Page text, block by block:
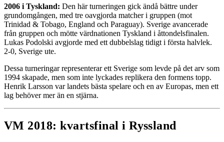
2006 i Tyskland: Den här turneringen gick ändå bättre under
grundomgången, med tre oavgjorda matcher i gruppen (mot
Trinidad & Tobago, England och Paraguay). Sverige avancerade
från gruppen och mötte värdnationen Tyskland i åttondelsfinalen.
Lukas Podolski avgjorde med ett dubbelslag tidigt i första halvlek.
2-0, Sverige ute.
Dessa turneringar representerar ett Sverige som levde på det arv som
1994 skapade, men som inte lyckades replikera den formens topp.
Henrik Larsson var landets bästa spelare och en av Europas, men ett
lag behöver mer än en stjärna.
VM 2018: kvartsfinal i Ryssland